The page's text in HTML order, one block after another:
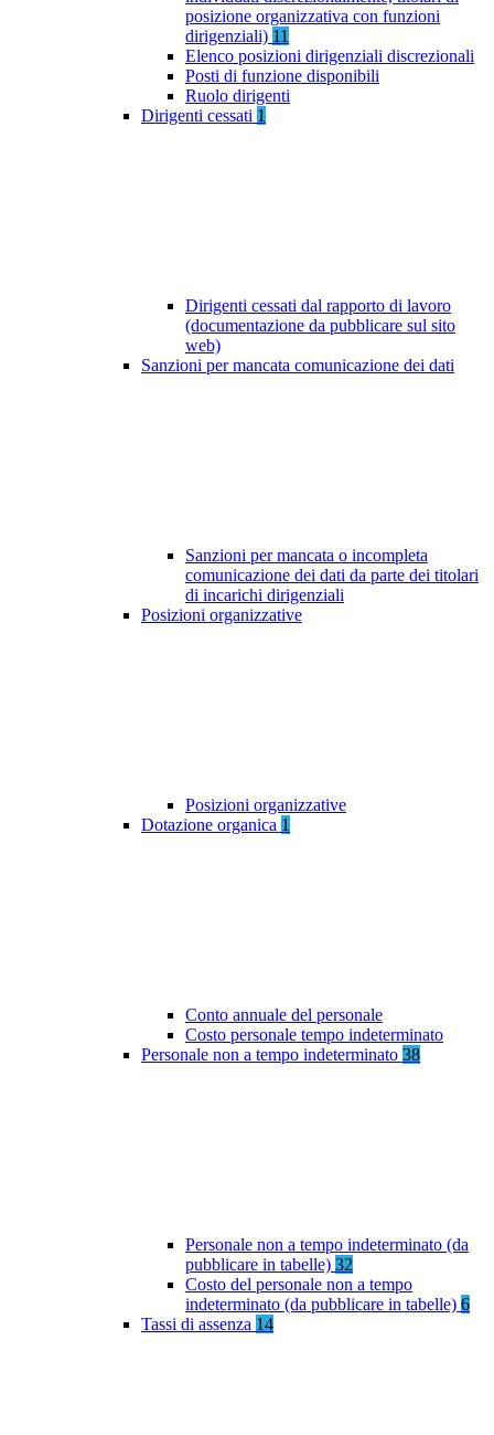
posizione organizzativa con funzioni
dirigenziali) 11
Elenco posizioni dirigenziali discrezionali
Posti di funzione disponibili
Ruolo dirigenti
Dirigenti cessati 1
Dirigenti cessati dal rapporto di lavoro
(documentazione da pubblicare sul sito
web)
Sanzioni per mancata comunicazione dei dati
Sanzioni per mancata o incompleta
comunicazione dei dati da parte dei titolari
di incarichi dirigenziali
Posizioni organizzative
Posizioni organizzative
Dotazione organica 1
Conto annuale del personale
Costo personale tempo indeterminato
Personale non a tempo indeterminato 38
Personale non a tempo indeterminato (da
pubblicare in tabelle) 32
Costo del personale non a tempo
indeterminato (da pubblicare in tabelle) 6
Tassi di assenza 14